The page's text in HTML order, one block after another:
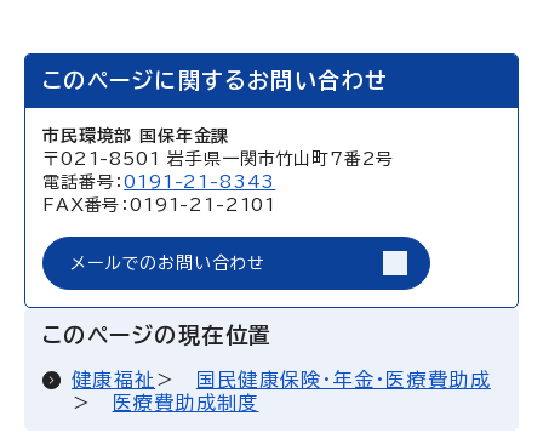
このページに関するお問い合わせ
市民環境部 国保年金課
〒021-8501 岩手県一関市竹山町7番2号
電話番号：0191-21-8343
FAX番号：0191-21-2101
メールでのお問い合わせ
このページの現在位置
健康福祉
国民健康保険・年金・医療費助成
医療費助成制度